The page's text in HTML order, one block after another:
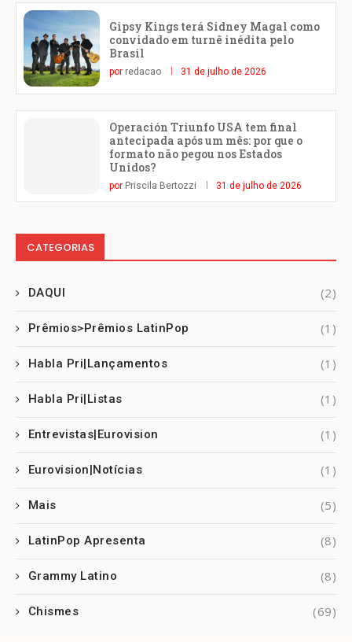
Gipsy Kings terá Sidney Magal como
convidado em turnê inédita pelo
Brasil
por redacao 31 de julho de 2026
Operación Triunfo USA tem final
antecipada após um mês: por que o
formato não pegou nos Estados
Unidos?
por Priscila Bertozzi 31 de julho de 2026
CATEGORIAS
DAQUI (2)
Prêmios>Prêmios LatinPop (1)
Habla Pri|Lançamentos (1)
Habla Pri|Listas (1)
Entrevistas|Eurovision (1)
Eurovision|Notícias (1)
Mais (5)
LatinPop Apresenta (8)
Grammy Latino (8)
Chismes (69)